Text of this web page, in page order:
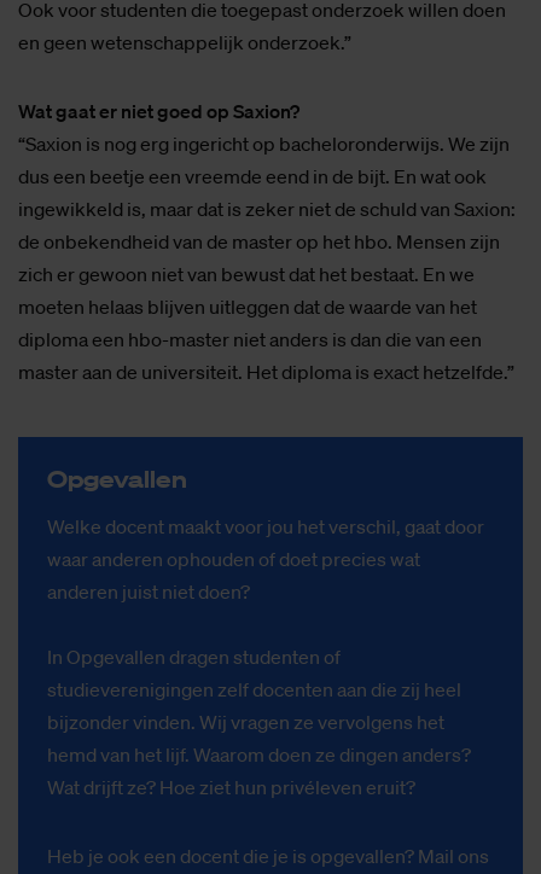
Ook voor studenten die toegepast onderzoek willen doen
en geen wetenschappelijk onderzoek.”
Wat gaat er niet goed op Saxion?
“Saxion is nog erg ingericht op bacheloronderwijs. We zijn
dus een beetje een vreemde eend in de bijt. En wat ook
ingewikkeld is, maar dat is zeker niet de schuld van Saxion:
de onbekendheid van de master op het hbo. Mensen zijn
zich er gewoon niet van bewust dat het bestaat. En we
moeten helaas blijven uitleggen dat de waarde van het
diploma een hbo-master niet anders is dan die van een
master aan de universiteit. Het diploma is exact hetzelfde.”
Op­ge­val­len
Welke docent maakt voor jou het verschil, gaat door
waar anderen ophouden of doet precies wat
anderen juist niet doen?
In Opgevallen dragen studenten of
studieverenigingen zelf docenten aan die zij heel
bijzonder vinden. Wij vragen ze vervolgens het
hemd van het lijf. Waarom doen ze dingen anders?
Wat drijft ze? Hoe ziet hun privéleven eruit?
Heb je ook een docent die je is opgevallen? Mail ons